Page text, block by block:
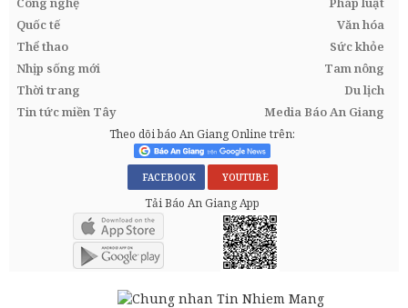
Quốc tế
Văn hóa
Thể thao
Sức khỏe
Nhịp sống mới
Tam nông
Thời trang
Du lịch
Tin tức miền Tây
Media Báo An Giang
Theo dõi báo An Giang Online trên:
FACEBOOK YOUTUBE
Tải Báo An Giang App